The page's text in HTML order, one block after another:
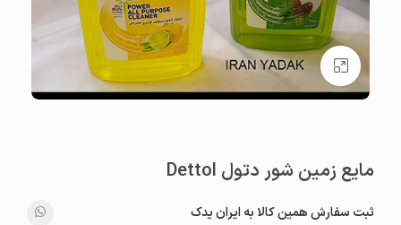
بزرگنمایی تصویر
مایع زمین شور دتول Dettol
ثبت سفارش همین کالا به ایران یدک